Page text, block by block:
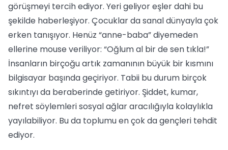
görüşmeyi tercih ediyor. Yeri geliyor eşler dahi bu
şekilde haberleşiyor. Çocuklar da sanal dünyayla çok
erken tanışıyor. Henüz “anne-baba” diyemeden
ellerine mouse veriliyor: “Oğlum al bir de sen tıkla!”
İnsanların birçoğu artık zamanının büyük bir kısmını
bilgisayar başında geçiriyor. Tabii bu durum birçok
sıkıntıyı da beraberinde getiriyor. Şiddet, kumar,
nefret söylemleri sosyal ağlar aracılığıyla kolaylıkla
yayılabiliyor. Bu da toplumu en çok da gençleri tehdit
ediyor.